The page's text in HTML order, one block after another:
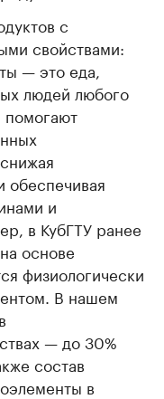
с
свойствами:
— это еда,
людей любого
помогают
обеспечивая
и
в КубГТУ ранее
основе
физиологически
В нашем
— до 30%
состав
в